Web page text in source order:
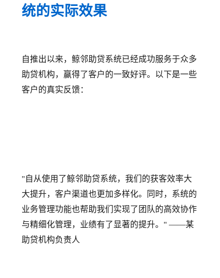
统的实际效果
自推出以来，鲸邻助贷系统已经成功服务于众多
助贷机构，赢得了客户的一致好评。以下是一些
客户的真实反馈：
"自从使用了鲸邻助贷系统，我们的获客效率大
大提升，客户渠道也更加多样化。同时，系统的
业务管理功能也帮助我们实现了团队的高效协作
与精细化管理，业绩有了显著的提升。" ——某
助贷机构负责人